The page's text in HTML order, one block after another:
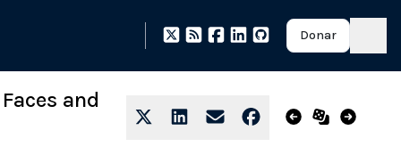
Donar
and